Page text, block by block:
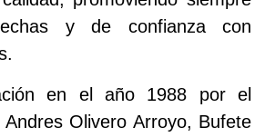
y de confianza con
en el año 1988 por el
Andres Olivero Arroyo, Bufete